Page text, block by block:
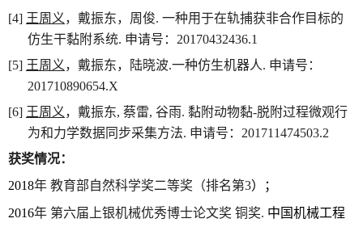
[4] 王周义 ，戴振东，周俊. 一种用于在轨捕获非合作目标的
仿生干黏附系统. 申请号： 20170432436.1
[5] 王周义 ，戴振东，陆晓波.一种仿生机器人. 申请号：
201710890654.X
[6] 王周义 ，戴振东, 蔡雷, 谷雨. 黏附动物黏-脱附过程微观行
为和力学数据同步采集方法. 申请号： 201711474503.2
获奖情况：
2018年 教育部自然科学奖二等奖（排名第3）；
2016年 第六届上银机械优秀博士论文奖 铜奖. 中国机械工程